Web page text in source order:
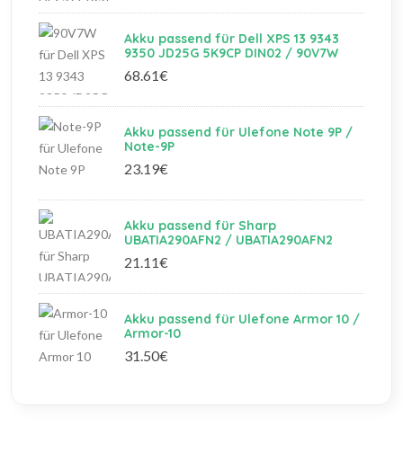
Akku passend für Dell XPS 13 9343
9350 JD25G 5K9CP DIN02 / 90V7W
68.61€
Akku passend für Ulefone Note 9P /
Note-9P
23.19€
Akku passend für Sharp
UBATIA290AFN2 / UBATIA290AFN2
21.11€
Akku passend für Ulefone Armor 10 /
Armor-10
31.50€